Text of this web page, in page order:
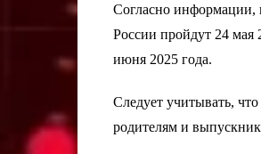
Согласно информации,
России пройдут 24 мая
июня 2025 года.
Следует учитывать,
родителям и